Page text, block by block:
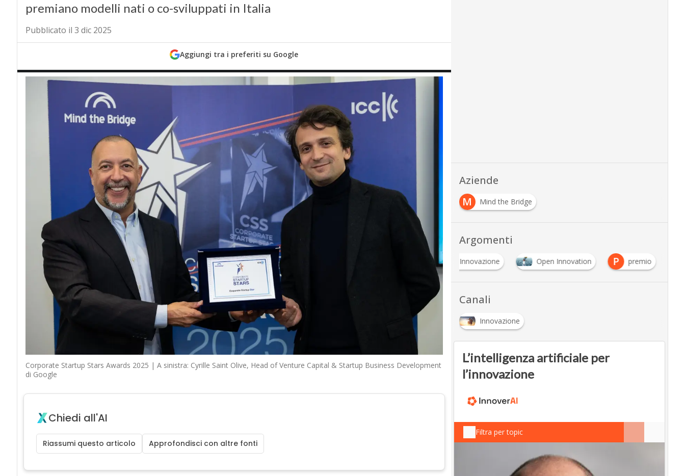
premiano modelli nati o co-sviluppati in Italia
Pubblicato il 3 dic 2025
Aggiungi tra i preferiti su Google
Corporate Startup Stars Awards 2025 | A sinistra: Cyrille Saint Olive, Head of Venture Capital & Startup Business Development
di Google
Chiedi all'AI
Riassumi questo articolo Approfondisci con altre fonti
Aziende
M
Mind the Bridge
Argomenti
Eventi Innovazione Open Innovation P premio
Canali
Innovazione
L’intelligenza artificiale per
l’innovazione
Filtra per topic